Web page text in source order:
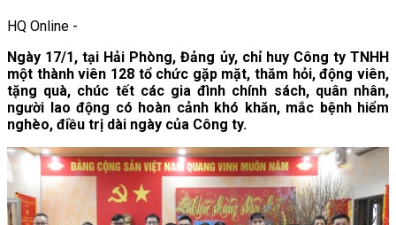
HQ Online -
Ngày 17/1, tại Hải Phòng, Đảng ủy, chỉ huy Công ty TNHH
một thành viên 128 tổ chức gặp mặt, thăm hỏi, động viên,
tặng quà, chúc tết các gia đình chính sách, quân nhân,
người lao động có hoàn cảnh khó khăn, mắc bệnh hiểm
nghèo, điều trị dài ngày của Công ty.